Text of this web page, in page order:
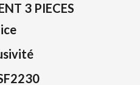
3 PIECES